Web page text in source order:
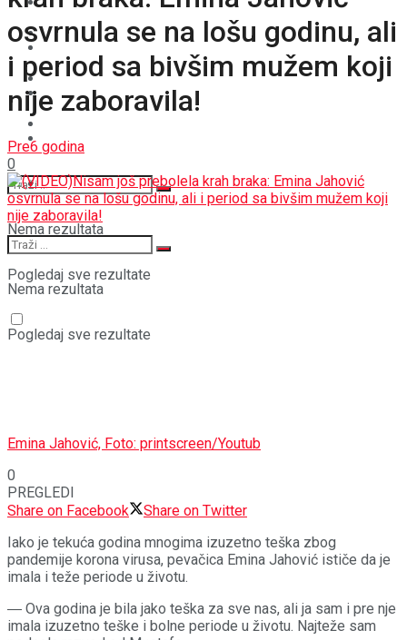
STAV
MAGAZIN
Nema rezultata
Pogledaj sve rezultate
CRNA HRONIKA
STAV
MAGAZIN
SPORT
Nema rezultata
Pogledaj sve rezultate
osvrnula se na lošu godinu, ali
i period sa bivšim mužem koji
nije zaboravila!
Pre6 godina
0
Emina Jahović, Foto: printscreen/Youtub
0
PREGLEDI
Share on Facebook
Share on Twitter
Iako je tekuća godina mnogima izuzetno teška zbog
pandemije korona virusa, pevačica Emina Jahović ističe da je
imala i teže periode u životu.
― Ova godina je bila jako teška za sve nas, ali ja sam i pre nje
imala izuzetno teške i bolne periode u životu. Najteže sam